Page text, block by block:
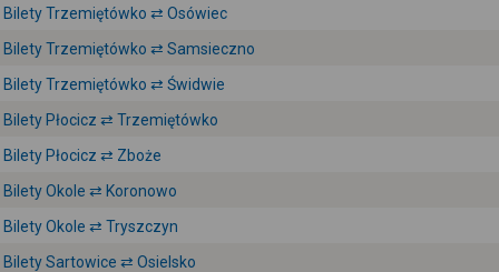
Bilety Trzemiętówko ⇄ Osówiec
Bilety Trzemiętówko ⇄ Samsieczno
Bilety Trzemiętówko ⇄ Świdwie
Bilety Płocicz ⇄ Trzemiętówko
Bilety Płocicz ⇄ Zboże
Bilety Okole ⇄ Koronowo
Bilety Okole ⇄ Tryszczyn
Bilety Sartowice ⇄ Osielsko